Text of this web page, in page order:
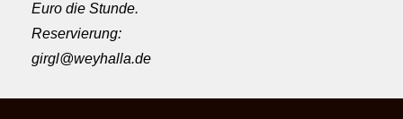
Euro die Stunde.
Reservierung:
girgl@weyhalla.de